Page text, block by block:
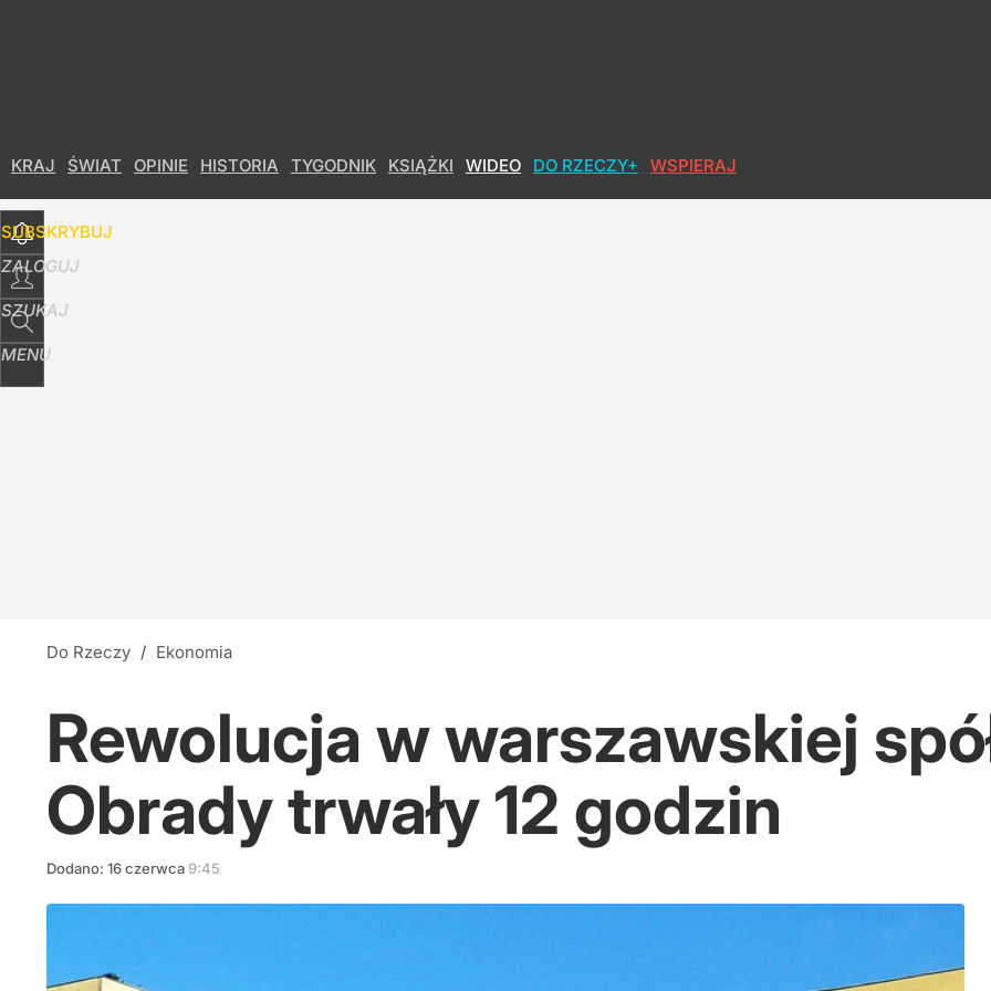
KRAJ ŚWIAT OPINIE HISTORIA TYGODNIK KSIĄŻKI WIDEO DO RZECZY+ WSPIERAJ
SUBSKRYBUJ
ZALOGUJ
SZUKAJ
MENU
Do Rzeczy / Ekonomia
Rewolucja w warszawskiej
Obrady trwały 12 godzin
Dodano: 16czerwca 9:45